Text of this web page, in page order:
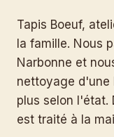
Tapis Boeuf,
la famille. Nous
Narbonne et
nettoyage d'une
plus selon l'état.
est traité à la